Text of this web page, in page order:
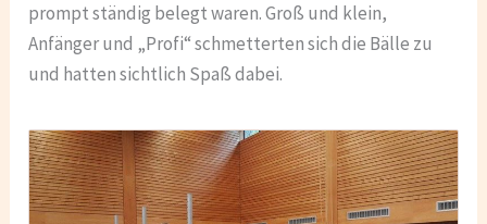
prompt ständig belegt waren. Groß und klein,
Anfänger und „Profi“ schmetterten sich die Bälle zu
und hatten sichtlich Spaß dabei.